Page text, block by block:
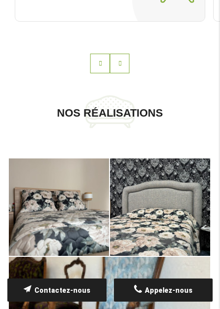
NOS RÉALISATIONS
Appelez-nous
Contactez-nous